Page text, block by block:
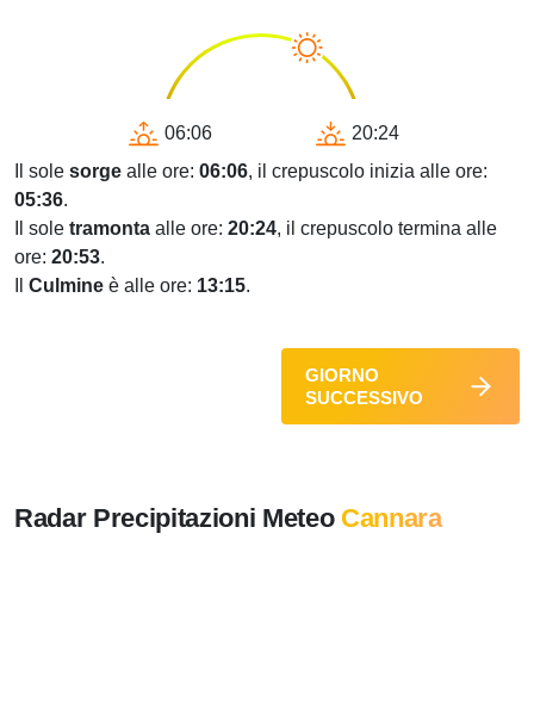
06:06
20:24
Il sole sorge alle ore: 06:06, il crepuscolo inizia alle ore:
05:36.
Il sole tramonta alle ore: 20:24, il crepuscolo termina alle
ore: 20:53.
Culmine è alle ore: 13:15.
GIORNO
SUCCESSIVO
Radar Precipitazioni Meteo Cannara